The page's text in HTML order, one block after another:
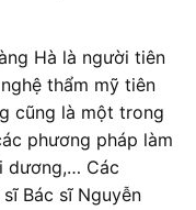
Hà là người tiên
thẩm mỹ tiên
cũng là một trong
phương pháp làm
dương,… Các
Bác sĩ Nguyễn